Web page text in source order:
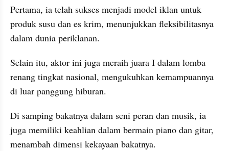
Pertama, ia telah sukses menjadi model iklan untuk
produk susu dan es krim, menunjukkan fleksibilitasnya
dalam dunia periklanan.
Selain itu, aktor ini juga meraih juara I dalam lomba
renang tingkat nasional, mengukuhkan kemampuannya
di luar panggung hiburan.
Di samping bakatnya dalam seni peran dan musik, ia
juga memiliki keahlian dalam bermain piano dan gitar,
menambah dimensi kekayaan bakatnya.